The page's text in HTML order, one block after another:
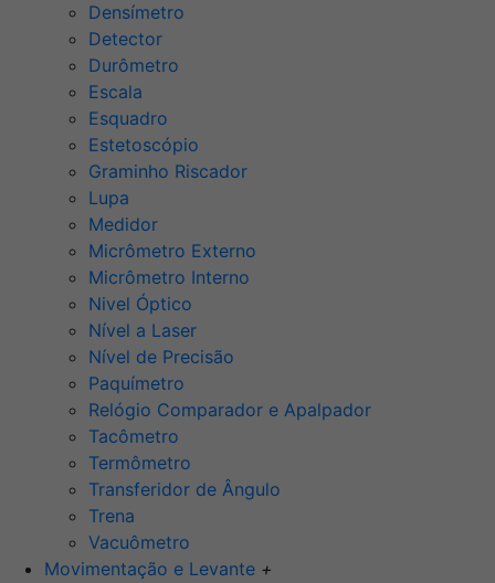
Densímetro
Detector
Durômetro
Escala
Esquadro
Estetoscópio
Graminho Riscador
Lupa
Medidor
Micrômetro Externo
Micrômetro Interno
Nivel Óptico
Nível a Laser
Nível de Precisão
Paquímetro
Relógio Comparador e Apalpador
Tacômetro
Termômetro
Transferidor de Ângulo
Trena
Vacuômetro
Movimentação e Levante +